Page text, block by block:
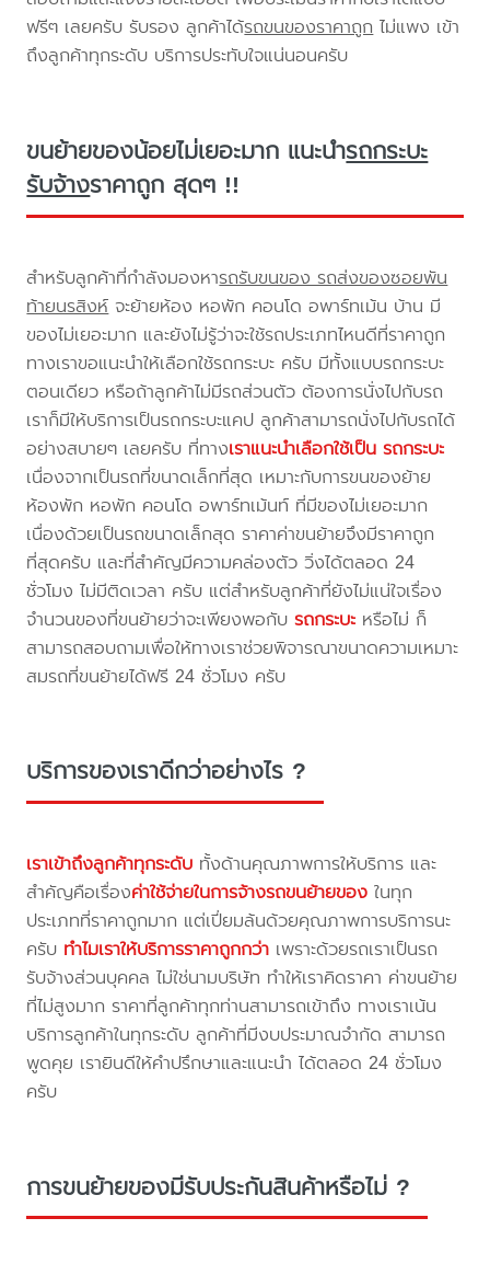
ฟรีๆ เลยครับ รับรอง ลูกค้าได้รถขนของราคาถูกไม่แพง เข้า
ถึงลูกค้าทุกระดับ บริการประทับใจแน่นอนครับ
ขนย้ายของน้อยไม่เยอะมาก แนะนำรถกระบะ
รับจ้างราคาถูก สุดๆ !!
สำหรับลูกค้าที่กำลังมองหารถรับขนของ รถส่งของซอยพัน
ท้ายนรสิงห์ จะย้ายห้อง หอพัก คอนโด อพาร์ทเม้น บ้าน มี
ของไม่เยอะมาก และยังไม่รู้ว่าจะใช้รถประเภทไหนดีที่ราคาถูก
ทางเราขอแนะนำให้เลือกใช้รถกระบะ ครับ มีทั้งแบบรถกระบะ
ตอนเดียว หรือถ้าลูกค้าไม่มีรถส่วนตัว ต้องการนั่งไปกับรถ
เราก็มีให้บริการเป็นรถกระบะแคป ลูกค้าสามารถนั่งไปกับรถได้
อย่างสบายๆ เลยครับ ที่ทางเราแนะนำเลือกใช้เป็น รถกระบะ
เนื่องจากเป็นรถที่ขนาดเล็กที่สุด เหมาะกับการขนของย้าย
ห้องพัก หอพัก คอนโด อพาร์ทเม้นท์ ที่มีของไม่เยอะมาก
เนื่องด้วยเป็นรถขนาดเล็กสุด ราคาค่าขนย้ายจึงมีราคาถูก
ที่สุดครับ และที่สำคัญมีความคล่องตัว วิ่งได้ตลอด 24
ชั่วโมง ไม่มีติดเวลา ครับ แต่สำหรับลูกค้าที่ยังไม่แน่ใจเรื่อง
จำนวนของที่ขนย้ายว่าจะเพียงพอกับรถกระบะ หรือไม่ ก็
สามารถสอบถามเพื่อให้ทางเราช่วยพิจารณาขนาดความเหมาะ
สมรถที่ขนย้ายได้ฟรี 24 ชั่วโมง ครับ
บริการของเราดีกว่าอย่างไร ?
เราเข้าถึงลูกค้าทุกระดับ ทั้งด้านคุณภาพการให้บริการ และ
สำคัญคือเรื่องค่าใช้จ่ายในการจ้างรถขนย้ายของ ในทุก
ประเภทที่ราคาถูกมาก แต่เปี่ยมล้นด้วยคุณภาพการบริการนะ
ครับ ทำไมเราให้บริการราคาถูกกว่า เพราะด้วยรถเราเป็นรถ
รับจ้างส่วนบุคคล ไม่ใช่นามบริษัท ทำให้เราคิดราคา ค่าขนย้าย
ที่ไม่สูงมาก ราคาที่ลูกค้าทุกท่านสามารถเข้าถึง ทางเราเน้น
บริการลูกค้าในทุกระดับ ลูกค้าที่มีงบประมาณจำกัด สามารถ
พูดคุย เรายินดีให้คำปรึกษาและแนะนำ ได้ตลอด 24 ชั่วโมง
ครับ
การขนย้ายของมีรับประกันสินค้าหรือไม่ ?